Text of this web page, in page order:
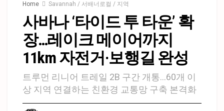
Home Savannah / 서배너로컬 / 지역
사바나 ‘타이드 투 타운’ 확
장…레이크 메이어까지
11km 자전거·보행길 완성
트루먼 리니어 트레일 2B 구간 개통…60개 이
상 지역 연결하는 친환경 교통망 구축 본격화